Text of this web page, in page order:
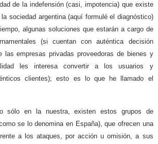
de la indefensión (casi, impotencia) que existe
sociedad argentina (aquí formulé el diagnóstico)
algunas soluciones que estarán a cargo de
(si cuentan con auténtica decisión
las empresas privadas proveedoras de bienes y
les interesa convertir a los usuarios y
clientes); esto es lo que he llamado el
sólo en la nuestra, existen estos grupos de
se lo denomina en España), que ofrecen una
a los ataques, por acción u omisión, a sus